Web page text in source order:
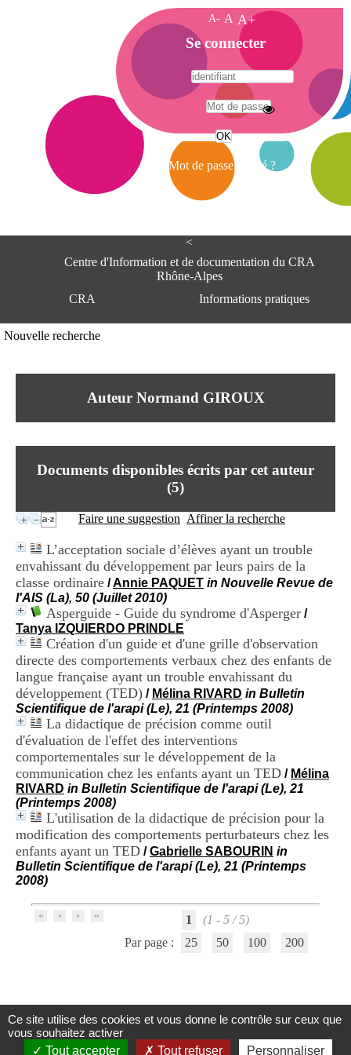
<
Centre d'Information et de documentation du CRA
Rhône-Alpes
CRA
Informations pratiques
Centre Hospitalier le Vinatier
95, Bd Pinel
Lundi au Vendredi
Contact
Mail
Nouvelle recherche
Auteur Normand GIROUX
Documents disponibles écrits par cet auteur
(5)
Faire une suggestion Affiner la recherche
L’acceptation sociale d’élèves ayant un trouble
envahissant du développement par leurs pairs de la
classe ordinaire /Annie PAQUET in Nouvelle Revue de
l'AIS (La), 50 (Juillet 2010)
Asperguide - Guide du syndrome d'Asperger /
Tanya IZQUIERDO PRINDLE
Création d'un guide et d'une grille d'observation
directe des comportements verbaux chez des enfants de
langue française ayant un trouble envahissant du
développement (TED) / Mélina RIVARD in Bulletin
Scientifique de l'arapi (Le), 21 (Printemps 2008)
La didactique de précision comme outil
d'évaluation de l'effet des interventions
comportementales sur le développement de la
communication chez les enfants ayant un TED / Mélina
RIVARD in Bulletin Scientifique de l'arapi (Le), 21
(Printemps 2008)
L'utilisation de la didactique de précision pour la
modification des comportements perturbateurs chez les
enfants ayant un TED /Gabrielle SABOURIN in
Bulletin Scientifique de l'arapi (Le), 21 (Printemps
2008)
1
(1 - 5 / 5)
Par page :
25 50 100 200
Centre d'Information et de Documentation
du CRA Rhône-Alpes
A- A A+
A
c
c
e
i
Se connecter
Mot de passe oublié ?
A
e
e
n
o
i
e
t
e
D
o
c
u
m
e
t
a
t
i
o
n
d
C
R
R
h
ô
n
A
p
e
n
t
r
Ce site utilise des cookies et vous donne le contrôle sur ceux que
vous souhaitez activer
Tout accepter
Tout refuser Personnaliser